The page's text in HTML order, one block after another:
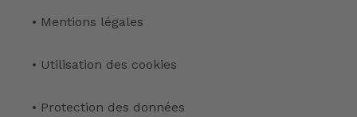
• Mentions légales
• Utilisation des cookies
• Protection des données